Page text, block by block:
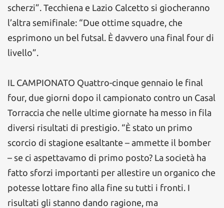
scherzi”. Tecchiena e Lazio Calcetto si giocheranno
l’altra semifinale: “Due ottime squadre, che
esprimono un bel futsal. È davvero una final four di
livello”.
IL CAMPIONATO Quattro-cinque gennaio le final
four, due giorni dopo il campionato contro un Casal
Torraccia che nelle ultime giornate ha messo in fila
diversi risultati di prestigio. “È stato un primo
scorcio di stagione esaltante – ammette il bomber
– se ci aspettavamo di primo posto? La società ha
fatto sforzi importanti per allestire un organico che
potesse lottare fino alla fine su tutti i fronti. I
risultati gli stanno dando ragione, ma